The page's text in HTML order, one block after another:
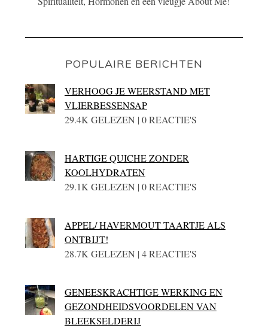
POPULAIRE BERICHTEN
VERHOOG JE WEERSTAND MET
VLIERBESSENSAP
29.4K GELEZEN | 0 REACTIE'S
HARTIGE QUICHE ZONDER
KOOLHYDRATEN
29.1K GELEZEN | 0 REACTIE'S
APPEL/ HAVERMOUT TAARTJE ALS
ONTBIJT!
28.7K GELEZEN | 4 REACTIE'S
GENEESKRACHTIGE WERKING EN
GEZONDHEIDSVOORDELEN VAN
BLEEKSELDERIJ